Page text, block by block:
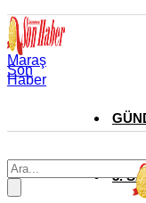
Maraş
Son
Haber
3.